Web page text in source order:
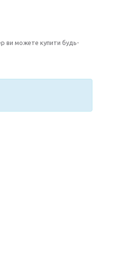
ви можете купити будь-